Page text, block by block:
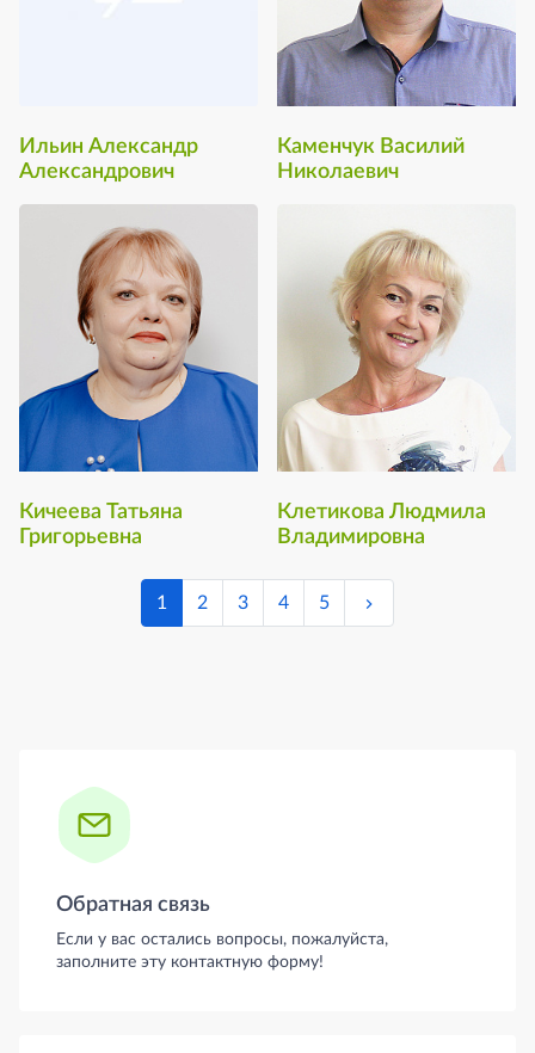
Ильин Александр
Александрович
Каменчук Василий
Николаевич
Кичеева Татьяна
Григорьевна
Клетикова Людмила
Владимировна
1 2 3 4 5
Обратная связь
Если у вас остались вопросы, пожалуйста,
заполните эту контактную форму!